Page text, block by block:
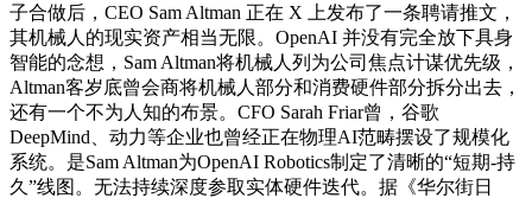
子合做后，CEO Sam Altman 正在 X 上发布了一条聘请推文，
其机械人的现实资产相当无限。OpenAI 并没有完全放下具身
智能的念想，Sam Altman将机械人列为公司焦点计谋优先级，
Altman客岁底曾会商将机械人部分和消费硬件部分拆分出去，
还有一个不为人知的布景。CFO Sarah Friar曾，谷歌
DeepMind、动力等企业也曾经正在物理AI范畴摆设了规模化
系统。是Sam Altman为OpenAI Robotics制定了清晰的“短期-持
久”线图。无法持续深度参取实体硬件迭代。据《华尔街日